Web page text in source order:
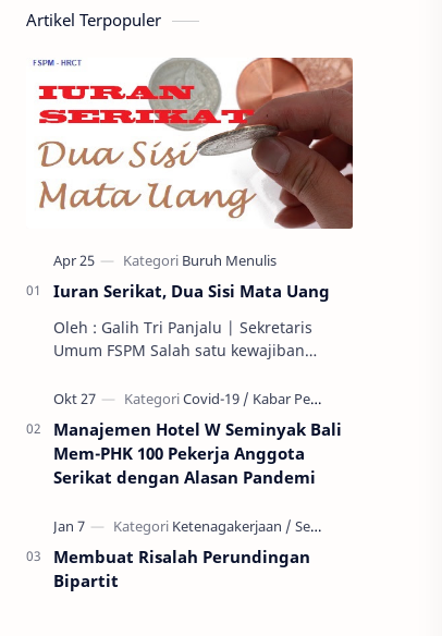
Artikel Terpopuler
Iuran Serikat, Dua Sisi Mata Uang
Oleh : Galih Tri Panjalu | Sekretaris
Umum FSPM Salah satu kewajiban
membayar iuran serikat pekerja.
Besarannya bisa b…
Manajemen Hotel W Seminyak Bali
Mem-PHK 100 Pekerja Anggota
Serikat dengan Alasan Pandemi
Membuat Risalah Perundingan
Bipartit